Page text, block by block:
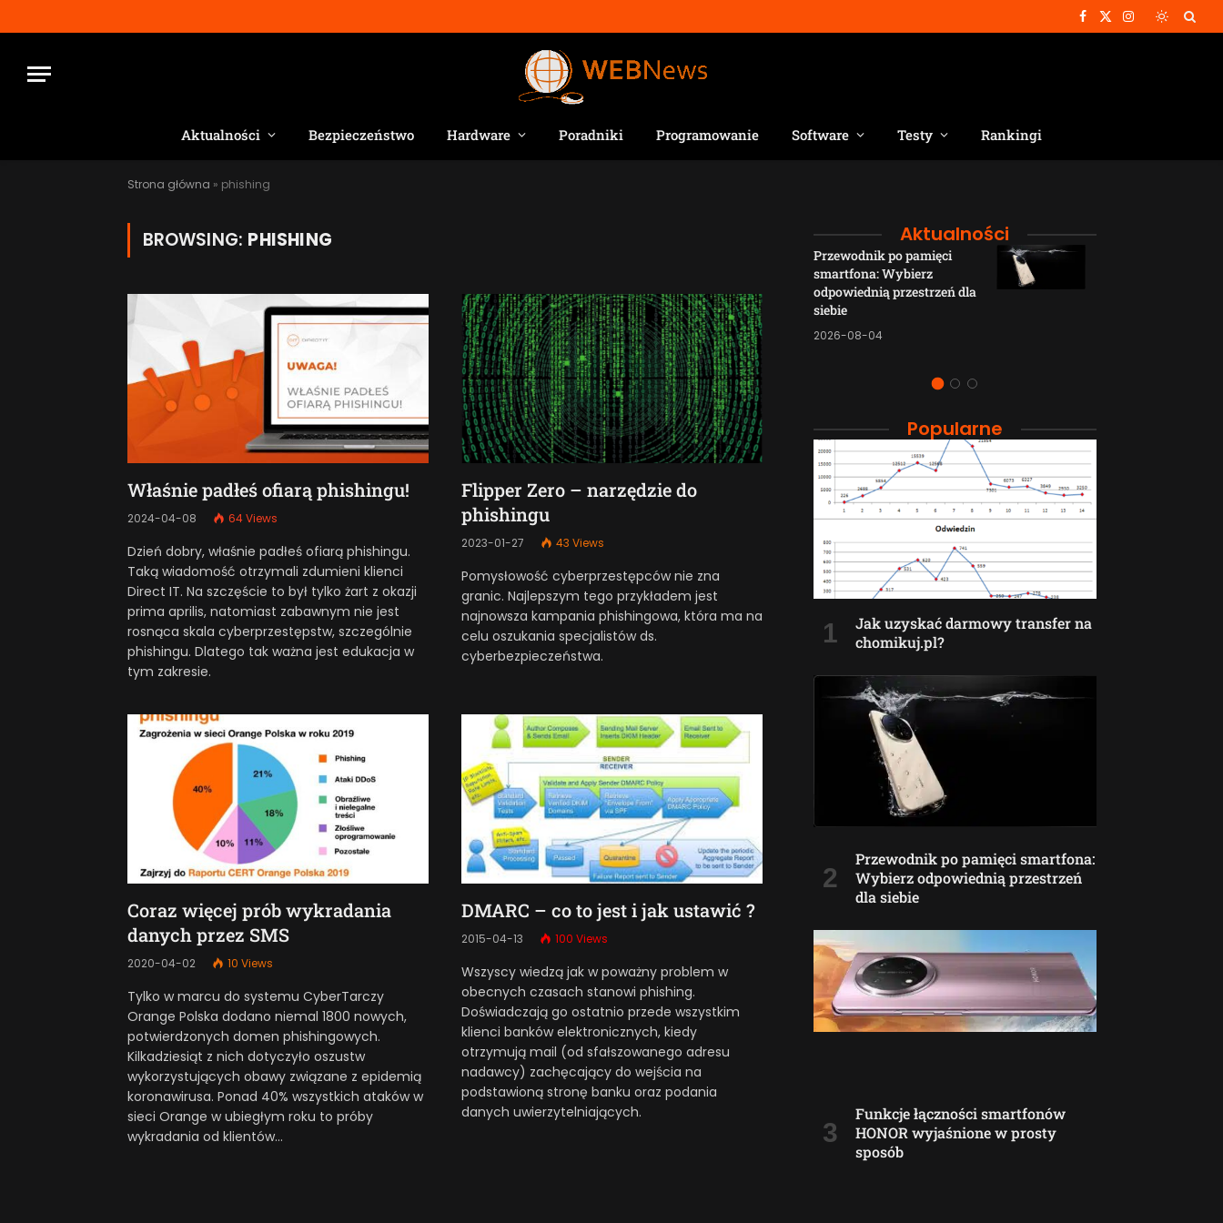
Facebook
X
Instagram
Aktualności Bezpieczeństwo Hardware Poradniki Programowanie Software Testy Rankingi
Strona główna » phishing
BROWSING: PHISHING
Właśnie padłeś ofiarą phishingu!
2024-04-08 64Views
Dzień dobry, właśnie padłeś ofiarą phishingu.
Taką wiadomość otrzymali zdumieni klienci
Direct IT. Na szczęście to był tylko żart z okazji
prima aprilis, natomiast zabawnym nie jest
rosnąca skala cyberprzestępstw, szczególnie
phishingu. Dlatego tak ważna jest edukacja w
tym zakresie.
Flipper Zero – narzędzie do
phishingu
2023-01-27 43 Views
Pomysłowość cyberprzestępców nie zna
granic. Najlepszym tego przykładem jest
najnowsza kampania phishingowa, która ma na
celu oszukania specjalistów ds.
cyberbezpieczeństwa.
Coraz więcej prób wykradania
danych przez SMS
2020-04-02 10 Views
Tylko w marcu do systemu CyberTarczy
Orange Polska dodano niemal 1800 nowych,
potwierdzonych domen phishingowych.
Kilkadziesiąt z nich dotyczyło oszustw
wykorzystujących obawy związane z epidemią
koronawirusa. Ponad 40% wszystkich ataków w
sieci Orange w ubiegłym roku to próby
wykradania od klientów…
DMARC – co to jest i jak ustawić ?
2015-04-13 100 Views
Wszyscy wiedzą jak w poważny problem w
obecnych czasach stanowi phishing.
Doświadczają go ostatnio przede wszystkim
klienci banków elektronicznych, kiedy
otrzymują mail (od sfałszowanego adresu
nadawcy) zachęcający do wejścia na
podstawioną stronę banku oraz podania
danych uwierzytelniających.
Aktualności
2026-04-27
Przewodnik po pamięci
smartfona: Wybierz
odpowiednią przestrzeń dla
siebie
2026-08-04
Popularne
Jak uzyskać darmowy transfer na
chomikuj.pl?
Przewodnik po pamięci smartfona:
Wybierz odpowiednią przestrzeń
dla siebie
Funkcje łączności smartfonów
HONOR wyjaśnione w prosty
sposób